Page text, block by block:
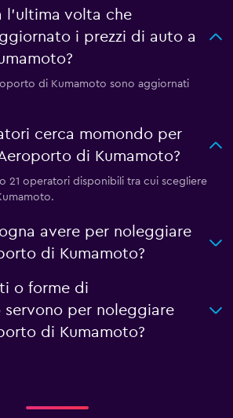
l'ultima volta che
i prezzi di auto a
di Kumamoto sono aggiornati
cerca momondo per
di Kumamoto?
21 operatori disponibili tra cui scegliere
avere per noleggiare
di Kumamoto?
o forme di
servono per noleggiare
di Kumamoto?